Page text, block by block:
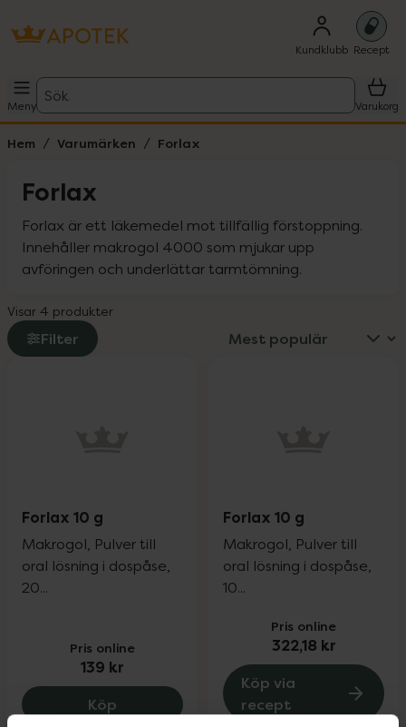
Kundklubb Recept
Meny
Sök
Varukorg
Hem Varumärken Forlax
Forlax
Forlax är ett läkemedel mot tillfällig förstoppning.
Innehåller makrogol 4000 som mjukar upp
avföringen och underlättar tarmtömning.
Visar 4 produkter
Filter
Forlax 10 g
Makrogol, Pulver till
oral lösning i dospåse,
20...
Pris online
139 kr
Köp Forlax 10 g, 139 kr.
Forlax 10 g
Makrogol, Pulver till
oral lösning i dospåse,
10...
Pris online
322,18 kr
Köp via
recept